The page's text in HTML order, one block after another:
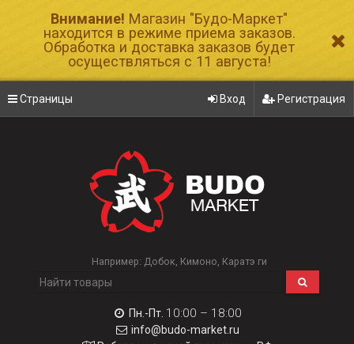
Внимание! Магазин "Будо-Маркет"
находится в режиме приема заказов.
Обработка и доставка заказов будет
осуществляться с 11 августа!
Страницы Вход Регистрация
Например: Добок Кимоно Каратэ ги
Пн.-Пт. 10:00 – 18:00
info@budo-market.ru